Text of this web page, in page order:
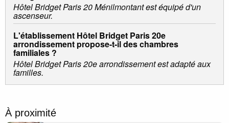
Hôtel Bridget Paris 20 Ménilmontant est équipé d'un
ascenseur.
L'établissement Hôtel Bridget Paris 20e
arrondissement propose-t-il des chambres
familiales ?
Hôtel Bridget Paris 20e arrondissement est adapté aux
familles.
À proximité